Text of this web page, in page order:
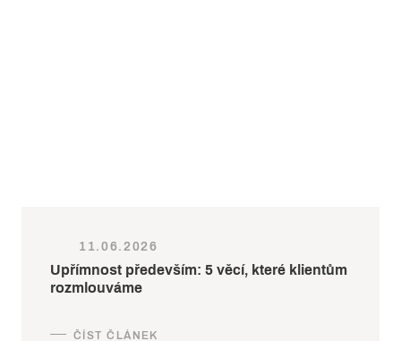
11.06.2026
Upřímnost především: 5 věcí, které klientům
rozmlouváme